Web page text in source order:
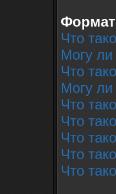
Что
Могу ли
Что
Могу
Что
Что
Что
Что
Что